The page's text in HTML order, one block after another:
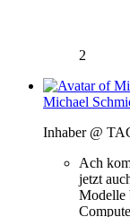
2
Michael
Inhaber @
Ach
jetzt
Modelle